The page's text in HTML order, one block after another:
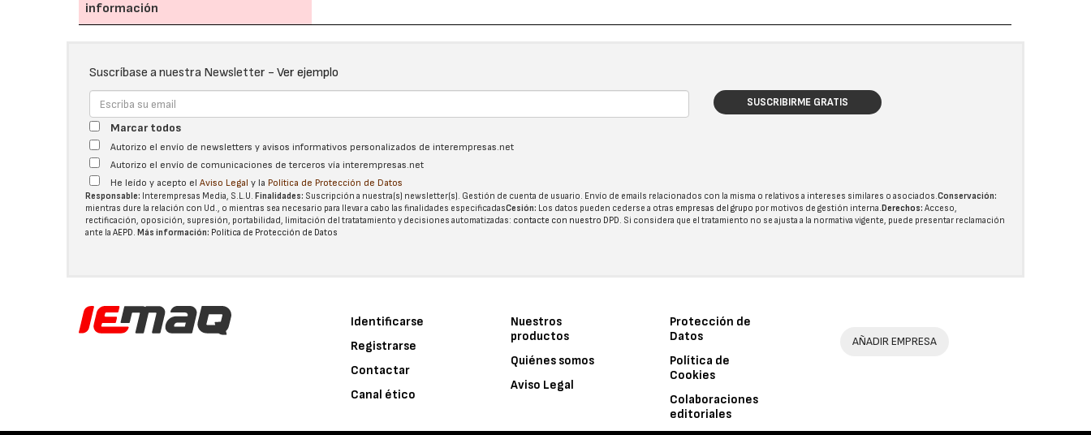
información
Suscríbase a nuestra Newsletter -Ver ejemplo
SUSCRIBIRME GRATIS
Marcar todos
Autorizo el envío de newsletters y avisos informativos personalizados de interempresas.net
Autorizo el envío de comunicaciones de terceros vía interempresas.net
He leído y acepto elAviso Legal y la Política de Protección de Datos
Responsable: Interempresas Media, S.L.U.Finalidades: Suscripción a nuestra(s) newsletter(s). Gestión de cuenta de usuario. Envío de emails relacionados con la misma o relativos a intereses similares o asociados.Conservación:
mientras dure la relación con Ud., o mientras sea necesario para llevar a cabo las finalidades especificadasCesión: Los datos pueden cederse a otras empresas del grupo por motivos de gestión interna.Derechos: Acceso,
rectificación, oposición, supresión, portabilidad, limitación del tratatamiento y decisiones automatizadas: contacte con nuestro DPD. Si considera que el tratamiento no se ajusta a la normativa vigente, puede presentar reclamación
ante laAEPD.Más información: Política de Protección de Datos
Identificarse
Registrarse
Contactar
Canal ético
Nuestros
productos
Quiénes somos
Aviso Legal
Protección de
Datos
Política de
Cookies
Colaboraciones
editoriales
AÑADIR EMPRESA